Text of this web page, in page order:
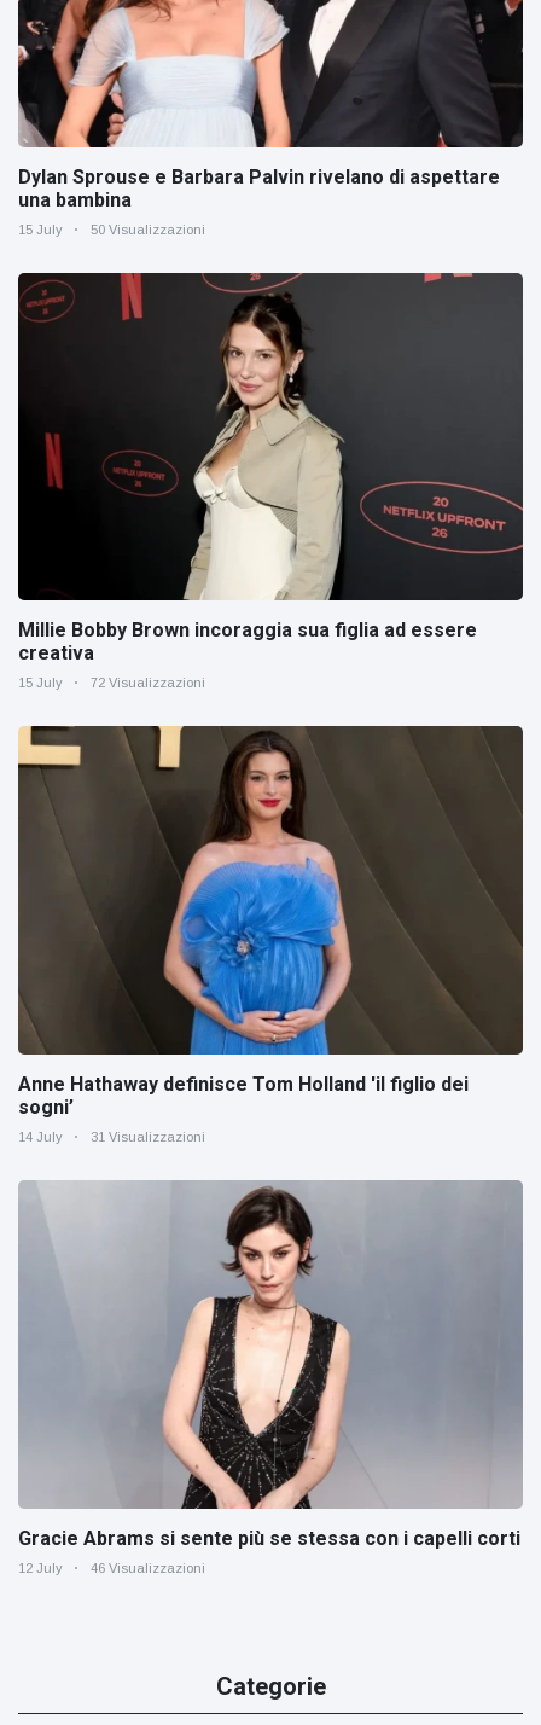
Dylan Sprouse e Barbara Palvin rivelano di aspettare
una bambina
15 July 50 Visualizzazioni
Millie Bobby Brown incoraggia sua figlia ad essere
creativa
15 July 72 Visualizzazioni
Anne Hathaway definisce Tom Holland 'il figlio dei
sogni’
14 July 31 Visualizzazioni
Gracie Abrams si sente più se stessa con i capelli corti
12 July 46 Visualizzazioni
Categorie